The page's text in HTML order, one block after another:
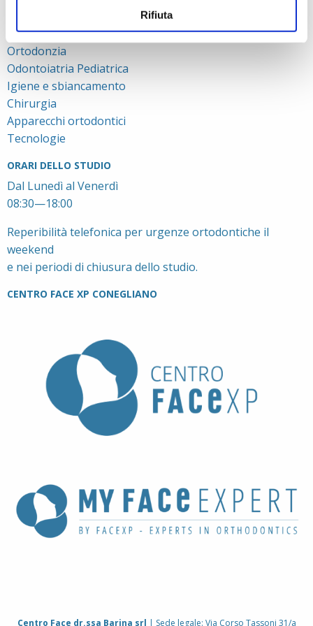
Rifiuta
Ambienti
TRATTAMENTI
Ortodonzia
Odontoiatria Pediatrica
Igiene e sbiancamento
Chirurgia
Apparecchi ortodontici
Tecnologie
ORARI DELLO STUDIO
Dal Lunedì al Venerdì
08:30—18:00
Reperibilità telefonica per urgenze ortodontiche il
weekend
e nei periodi di chiusura dello studio.
CENTRO FACE XP CONEGLIANO
Centro Face dr.ssa Barina srl | Sede legale: Via Corso Tassoni 31/a